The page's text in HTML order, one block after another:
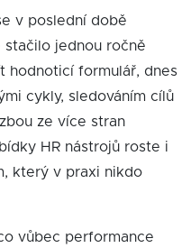
v poslední době
stačilo jednou ročně
hodnoticí formulář, dnes
cykly, sledováním cílů
ze více stran
HR nástrojů roste i
který v praxi nikdo
vůbec performance